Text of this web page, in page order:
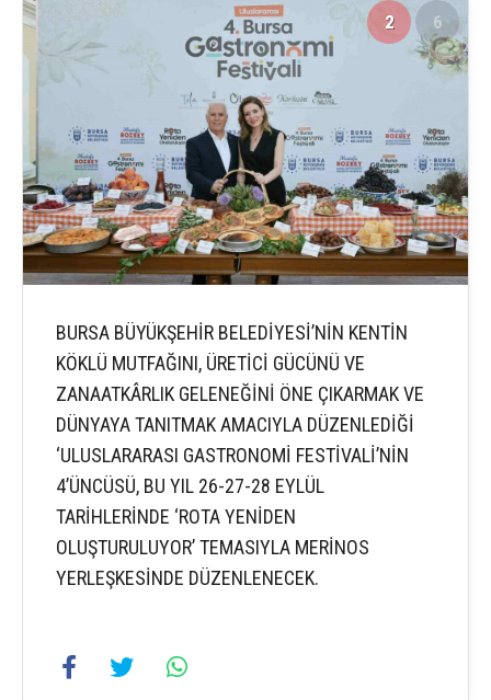
2 6
BURSA BÜYÜKŞEHİR BELEDİYESİ’NİN KENTİN
KÖKLÜ MUTFAĞINI, ÜRETİCİ GÜCÜNÜ VE
ZANAATKÂRLIK GELENEĞİNİ ÖNE ÇIKARMAK VE
DÜNYAYA TANITMAK AMACIYLA DÜZENLEDİĞİ
‘ULUSLARARASI GASTRONOMİ FESTİVALİ’NİN
4’ÜNCÜSÜ, BU YIL 26-27-28 EYLÜL
TARİHLERİNDE ‘ROTA YENİDEN
OLUŞTURULUYOR’ TEMASIYLA MERİNOS
YERLEŞKESİNDE DÜZENLENECEK.